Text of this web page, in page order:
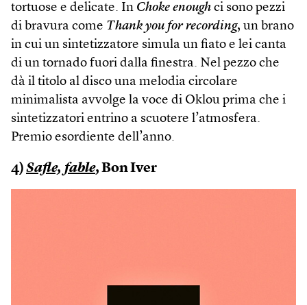
tortuose e delicate. In Choke enough ci sono pezzi
di bravura come Thank you for recording, un brano
in cui un sintetizzatore simula un fiato e lei canta
di un tornado fuori dalla finestra. Nel pezzo che
dà il titolo al disco una melodia circolare
minimalista avvolge la voce di Oklou prima che i
sintetizzatori entrino a scuotere l’atmosfera.
Premio esordiente dell’anno.
4) Safle, fable, Bon Iver